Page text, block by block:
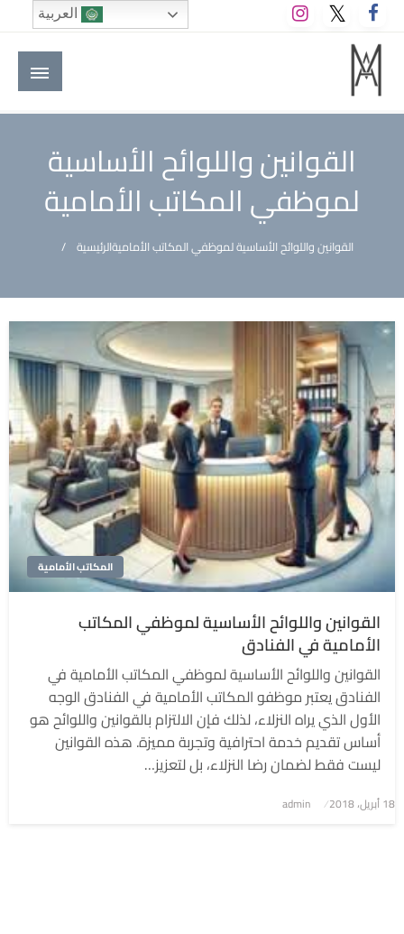
التخطي
إلى
المحتوى
M A hotels | إم ايه هوتيلز
الموقع الأول للعاملين في الفنادق في العالم العربي
القوانين واللوائح الأساسية
لموظفي المكاتب الأمامية
الرئيسيةالقوانين واللوائح الأساسية لموظفي المكاتب الأمامية
المكاتب الأمامية
القوانين واللوائح الأساسية لموظفي المكاتب
الأمامية في الفنادق
القوانين واللوائح الأساسية لموظفي المكاتب الأمامية في
الفنادق يعتبر موظفو المكاتب الأمامية في الفنادق الوجه
الأول الذي يراه النزلاء، لذلك فإن الالتزام بالقوانين واللوائح هو
أساس تقديم خدمة احترافية وتجربة مميزة. هذه القوانين
ليست فقط لضمان رضا النزلاء، بل لتعزيز…
نُشر
18 أبريل، 2018 admin
العربية